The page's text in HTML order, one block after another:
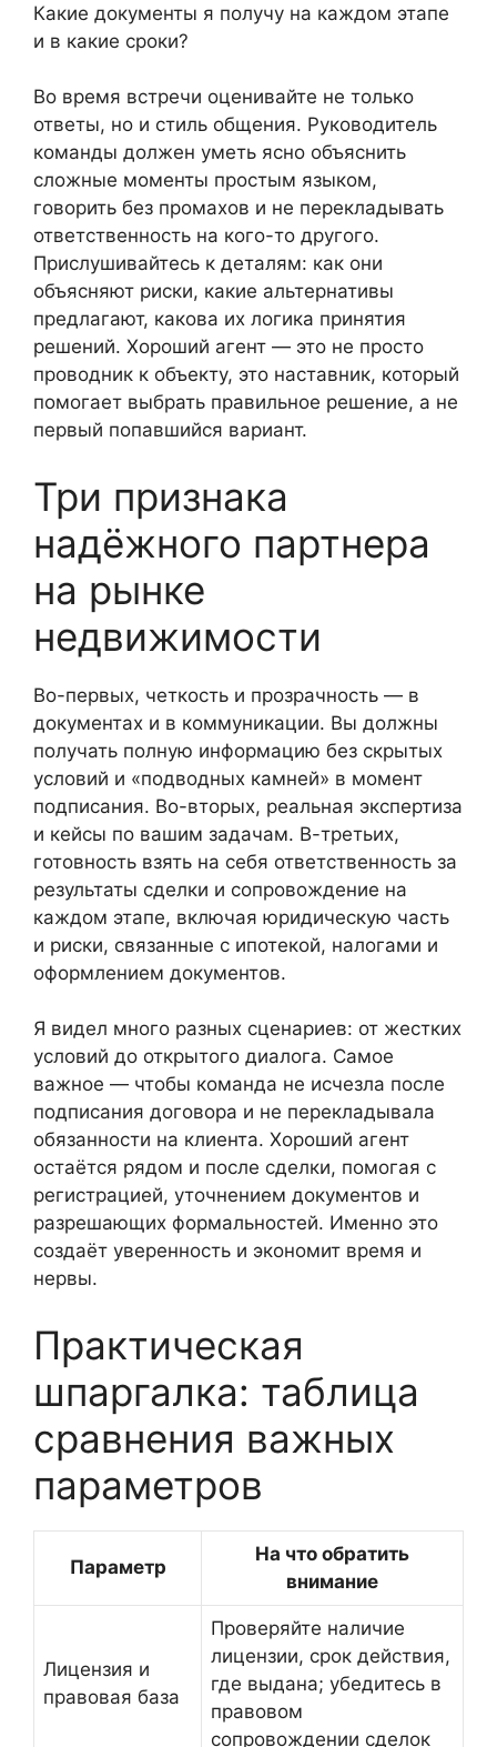
Какие документы я получу на каждом этапе
и в какие сроки?
Во время встречи оценивайте не только
ответы, но и стиль общения. Руководитель
команды должен уметь ясно объяснить
сложные моменты простым языком,
говорить без промахов и не перекладывать
ответственность на кого-то другого.
Прислушивайтесь к деталям: как они
объясняют риски, какие альтернативы
предлагают, какова их логика принятия
решений. Хороший агент — это не просто
проводник к объекту, это наставник, который
помогает выбрать правильное решение, а не
первый попавшийся вариант.
Три признака
надёжного партнера
на рынке
недвижимости
Во-первых, четкость и прозрачность — в
документах и в коммуникации. Вы должны
получать полную информацию без скрытых
условий и «подводных камней» в момент
подписания. Во-вторых, реальная экспертиза
и кейсы по вашим задачам. В-третьих,
готовность взять на себя ответственность за
результаты сделки и сопровождение на
каждом этапе, включая юридическую часть
и риски, связанные с ипотекой, налогами и
оформлением документов.
Я видел много разных сценариев: от жестких
условий до открытого диалога. Самое
важное — чтобы команда не исчезла после
подписания договора и не перекладывала
обязанности на клиента. Хороший агент
остаётся рядом и после сделки, помогая с
регистрацией, уточнением документов и
разрешающих формальностей. Именно это
создаёт уверенность и экономит время и
нервы.
Практическая
шпаргалка: таблица
сравнения важных
параметров
Параметр
На что обратить
внимание
Лицензия и
правовая база
Проверяйте наличие
лицензии, срок действия,
где выдана; убедитесь в
правовом
сопровождении сделок